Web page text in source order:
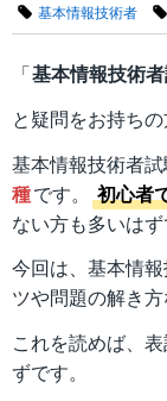
基本情報技術者
「基本情報技術
と疑問をお持ちの
基本情報技術者試
種です。 初心者
ない方も多いはず
今回は、基本情
ツや問題の解き方
これを読めば、
ずです。